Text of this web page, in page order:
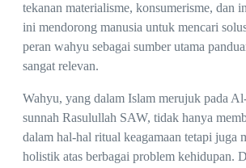
tekanan materialisme, konsumerisme, dan
ini mendorong manusia untuk mencari
peran wahyu sebagai sumber utama
sangat relevan.
Wahyu, yang dalam Islam merujuk pada
sunnah Rasulullah SAW, tidak hanya
dalam hal-hal ritual keagamaan tetapi juga
holistik atas berbagai problem kehidupan.